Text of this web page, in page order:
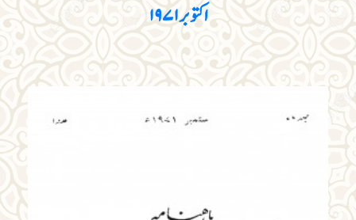
اکتوبر۱۹۷۱